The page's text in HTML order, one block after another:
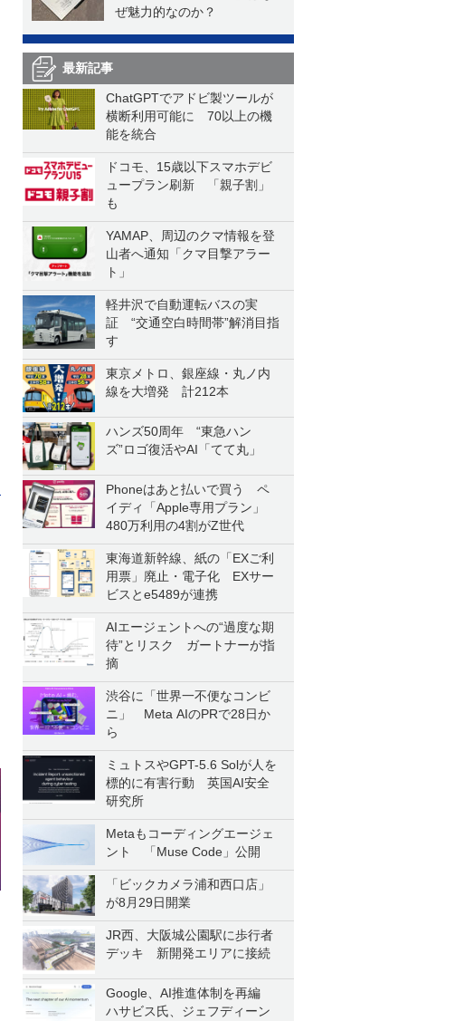
ぜ魅力的なのか？
最新記事
ChatGPTでアドビ製ツールが
横断利用可能に 70以上の機
能を統合
ドコモ、15歳以下スマホデビ
ュープラン刷新 「親子割」
も
YAMAP、周辺のクマ情報を登
山者へ通知「クマ目撃アラー
ト」
軽井沢で自動運転バスの実
証 “交通空白時間帯”解消目指
す
東京メトロ、銀座線・丸ノ内
線を大増発 計212本
ハンズ50周年 “東急ハン
ズ”ロゴ復活やAI「てて丸」
Phoneはあと払いで買う ペ
イディ「Apple専用プラン」
480万利用の4割がZ世代
東海道新幹線、紙の「EXご利
用票」廃止・電子化 EXサー
ビスとe5489が連携
AIエージェントへの“過度な期
待”とリスク ガートナーが指
摘
渋谷に「世界一不便なコンビ
ニ」 Meta AIのPRで28日か
ら
ミュトスやGPT-5.6 Solが人を
標的に有害行動 英国AI安全
研究所
Metaもコーディングエージェ
ント 「Muse Code」公開
「ビックカメラ浦和西口店」
が8月29日開業
JR西、大阪城公園駅に歩行者
デッキ 新開発エリアに接続
Google、AI推進体制を再編
ハサビス氏、ジェフディーン